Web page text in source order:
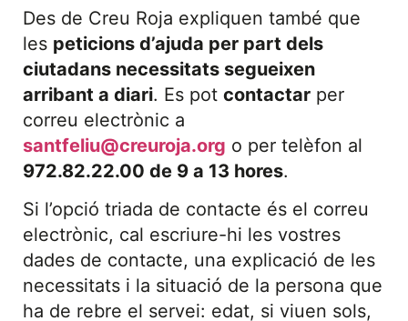
Des de Creu Roja expliquen també que
les peticions d’ajuda per part dels
ciutadans necessitats segueixen
arribant a diari. Es pot contactar per
correu electrònic a
santfeliu@creuroja.org o per telèfon al
972.82.22.00 de 9 a 13 hores.
Si l’opció triada de contacte és el correu
electrònic, cal escriure-hi les vostres
dades de contacte, una explicació de les
necessitats i la situació de la persona que
ha de rebre el servei: edat, si viuen sols,